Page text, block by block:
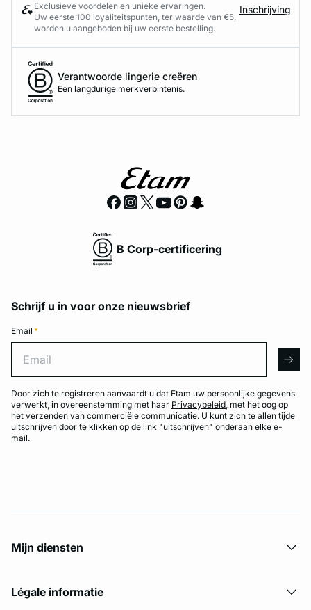
Exclusieve voordelen en unieke ervaringen.
Uw eerste 100 loyaliteitspunten, ter waarde van €5,
worden u aangeboden bij uw eerste bestelling.
Inschrijving
Verantwoorde lingerie creëren
Een langdurige merkverbintenis.
B Corp-certificering
Schrijf u in voor onze nieuwsbrief
Email *
Door zich te registreren aanvaardt u dat Etam uw persoonlijke gegevens
verwerkt, in overeenstemming met haar Privacybeleid, met het oog op
het verzenden van commerciële communicatie. U kunt zich te allen tijde
uitschrijven door te klikken op de link "uitschrijven" onderaan elke e-
mail.
Mijn diensten
Légale informatie